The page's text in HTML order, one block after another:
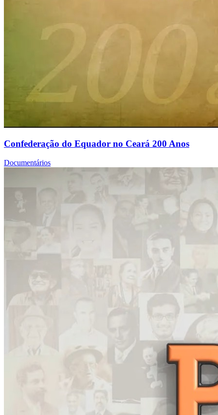
Confederação do Equador no Ceará 200 Anos
Documentários